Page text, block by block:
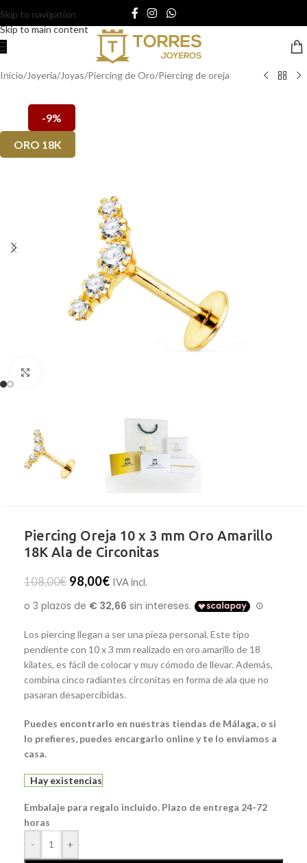
Skip to navigation
Skip to main content
Inicio/Joyería/Joyas/Piercing de Oro/Piercing de oreja
-9%
ORO 18K
Piercing Oreja 10 x 3 mm Oro Amarillo
18K Ala de Circonitas
108,00€ 98,00€ IVA incl.
Los piercing llegan a ser una pieza personal. Este tipo
pendiente con 10 x 3 mm realizado en oro amarillo de 18
kilates, es fácil de colocar y muy cómodo de llevar. Además,
combina cinco radiantes circonitas en forma de ala que no
pasaran desapercibidas.
Puedes encontrarlo en nuestras tiendas de Málaga, o si
lo prefieres, puedes encargarlo online y te lo enviamos a
casa.
Hay existencias
Embalaje para regalo incluido. Plazo de entrega 24-72
horas
-
+